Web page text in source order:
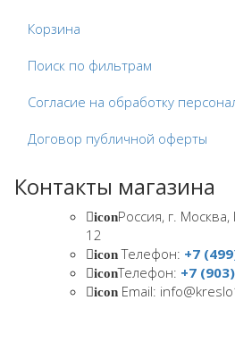
Корзина
Поиск по фильтрам
Согласие на обработку
Договор публичной оферты
Контакты магазина
iconРоссия, г.
12
iconТелефон: +7
iconТелефон: +7
icon Email: